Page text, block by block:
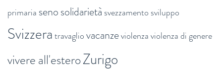
primaria senosolidarietà svezzamento sviluppo
Svizzeratravagliovacanzeviolenzaviolenza di genere
vivere all'esteroZurigo